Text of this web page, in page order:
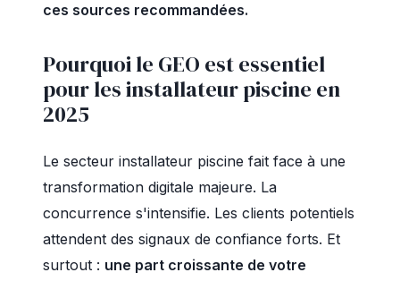
ces sources recommandées.
Pourquoi le GEO est essentiel
pour les installateur piscine en
2025
Le secteur installateur piscine fait face à une
transformation digitale majeure. La
concurrence s'intensifie. Les clients potentiels
attendent des signaux de confiance forts. Et
surtout : une part croissante de votre